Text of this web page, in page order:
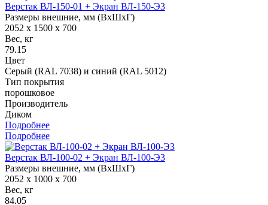
Верстак ВЛ-150-01 + Экран ВЛ-150-Э3
Размеры внешние, мм (ВхШхГ)
2052 x 1500 x 700
Вес, кг
79.15
Цвет
Серый (RAL 7038) и синий (RAL 5012)
Тип покрытия
порошковое
Производитель
Диком
Подробнее
Подробнее
Верстак ВЛ-100-02 + Экран ВЛ-100-Э3
Размеры внешние, мм (ВхШхГ)
2052 x 1000 x 700
Вес, кг
84.05